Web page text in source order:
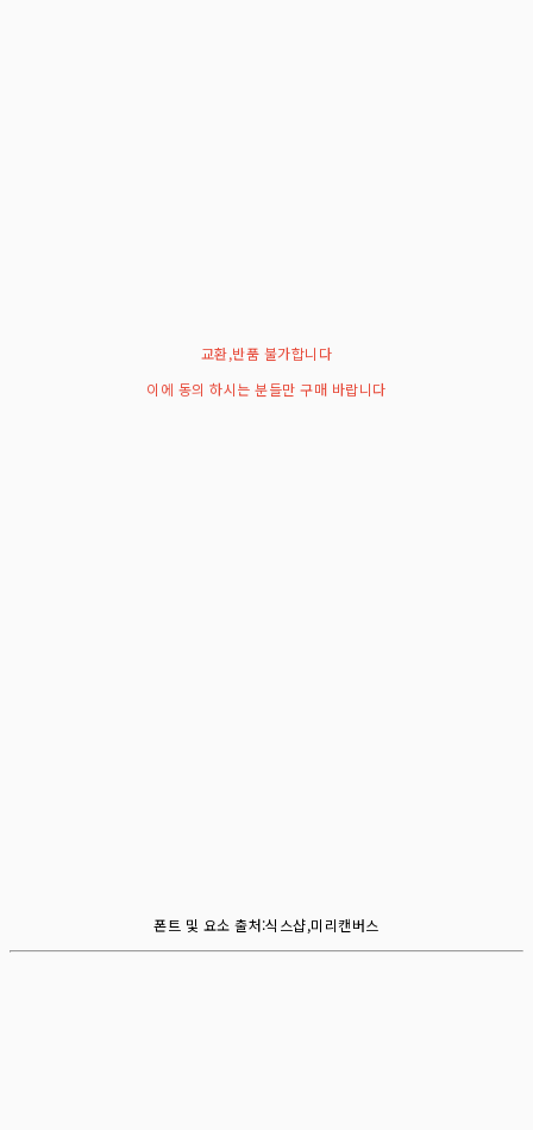
교환,반품 불가합니다
이에 동의 하시는 분들만 구매 바랍니다
폰트 및 요소 출처:식스샵,미리캔버스